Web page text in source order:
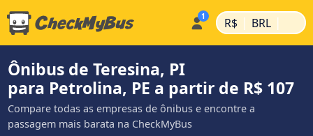
R$ | BRL |
Ônibus de Teresina, PI
para Petrolina, PE a partir de R$ 107
Compare todas as empresas de ônibus e encontre a
passagem mais barata na CheckMyBus